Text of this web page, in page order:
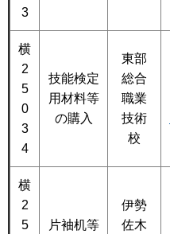
3
横
2
5
0
3
4
技能検定
用材料等
の購入
東部
総合
職業
技術
校
横
2
5
片袖机等
伊勢
佐木